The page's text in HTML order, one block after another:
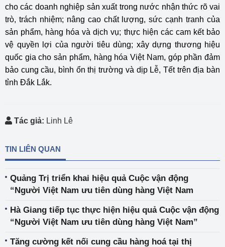
cho các doanh nghiệp sản xuất trong nước nhận thức rõ vai
trò, trách nhiệm; nâng cao chất lượng, sức cạnh tranh của
sản phẩm, hàng hóa và dịch vụ; thực hiện các cam kết bảo
vệ quyền lợi của người tiêu dùng; xây dựng thương hiệu
quốc gia cho sản phẩm, hàng hóa Việt Nam, góp phần đảm
bảo cung cầu, bình ổn thị trường và dịp Lễ, Tết trên địa bàn
tỉnh Đắk Lắk.
Tác giả: Linh Lê
TIN LIÊN QUAN
Quảng Trị triển khai hiệu quả Cuộc vận động
“Người Việt Nam ưu tiên dùng hàng Việt Nam
Hà Giang tiếp tục thực hiện hiệu quả Cuộc vận động
“Người Việt Nam ưu tiên dùng hàng Việt Nam”
Tăng cường kết nối cung cầu hàng hoá tại thị